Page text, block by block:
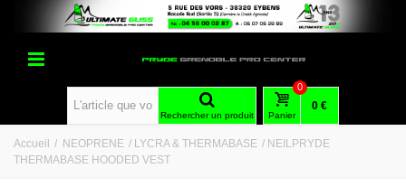
Rechercher un produit Panier
0
0 €
Accueil / NEOPRENE / LYCRA & THERMABASE / NEILPRYDE
THERMABASE HOODED VEST